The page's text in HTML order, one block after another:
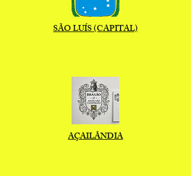
SÃO LUÍS (CAPITAL)
AÇAILÂNDIA